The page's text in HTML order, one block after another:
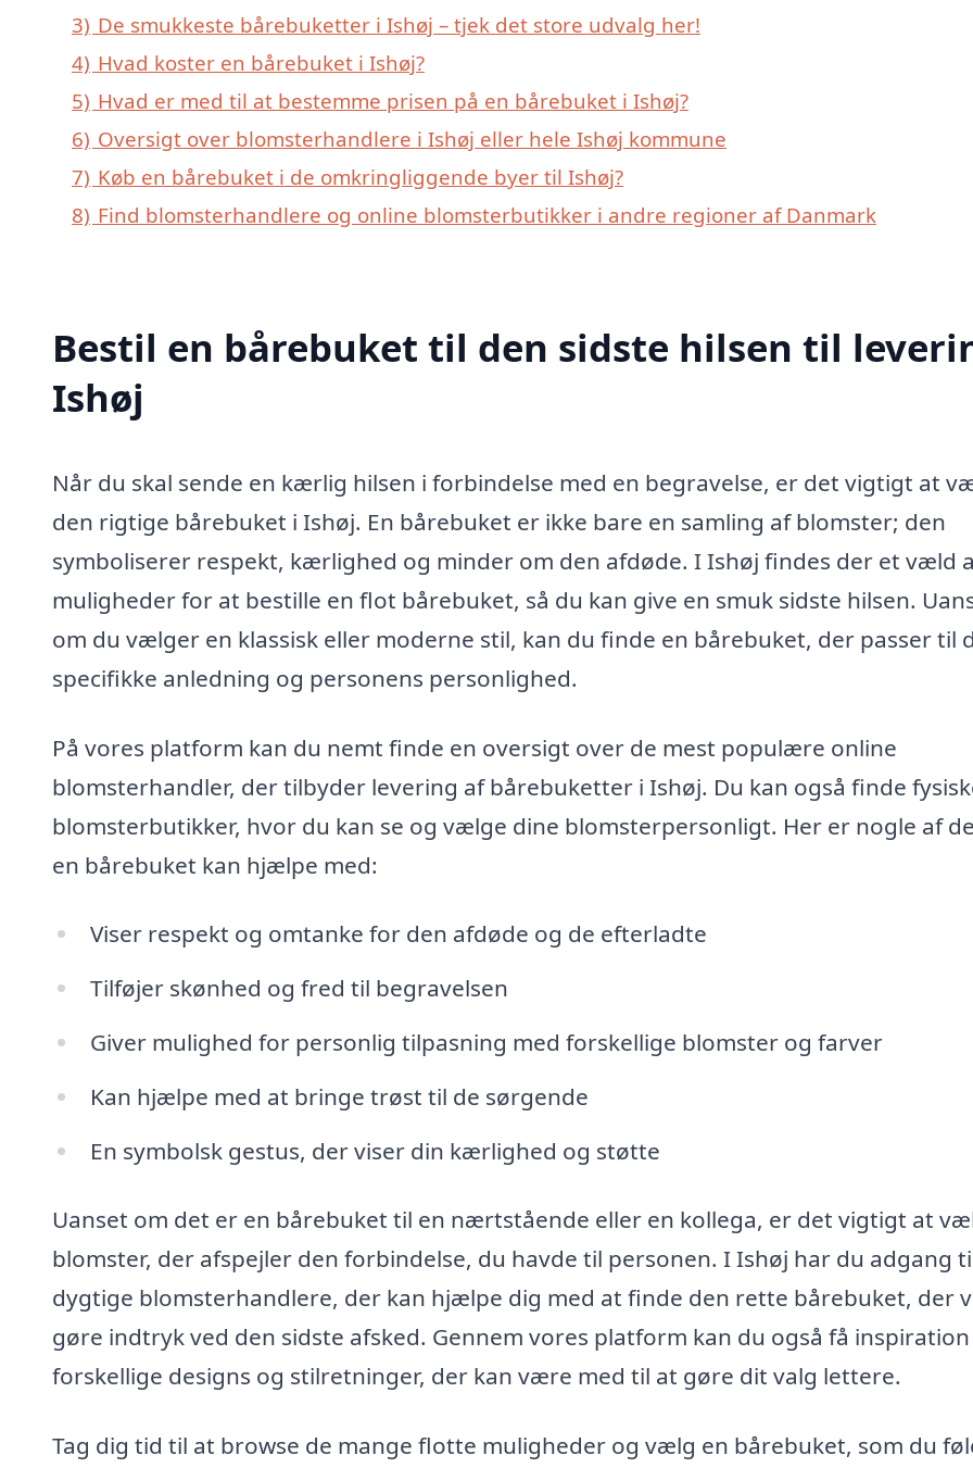
3) De smukkeste bårebuketter i Ishøj – tjek det store udvalg her!
4) Hvad koster en bårebuket i Ishøj?
5) Hvad er med til at bestemme prisen på en bårebuket i Ishøj?
6) Oversigt over blomsterhandlere i Ishøj eller hele Ishøj kommune
7) Køb en bårebuket i de omkringliggende byer til Ishøj?
8) Find blomsterhandlere og online blomsterbutikker i andre regioner af Danmark
Bestil en bårebuket til den sidste hilsen til
Ishøj
Når du skal sende en kærlig hilsen i forbindelse med en begravelse, er det vigtigt at
den rigtige bårebuket i Ishøj. En bårebuket er ikke bare en samling af blomster; den
symboliserer respekt, kærlighed og minder om den afdøde. I Ishøj findes der et væld
muligheder for at bestille en flot bårebuket, så du kan give en smuk sidste hilsen.
om du vælger en klassisk eller moderne stil, kan du finde en bårebuket, der passer til
specifikke anledning og personens personlighed.
På vores platform kan du nemt finde en oversigt over de mest populære online
blomsterhandler, der tilbyder levering af bårebuketter i Ishøj. Du kan også finde
blomsterbutikker, hvor du kan se og vælge dine blomsterpersonligt. Her er nogle af
en bårebuket kan hjælpe med:
Viser respekt og omtanke for den afdøde og de efterladte
Tilføjer skønhed og fred til begravelsen
Giver mulighed for personlig tilpasning med forskellige blomster og farver
Kan hjælpe med at bringe trøst til de sørgende
En symbolsk gestus, der viser din kærlighed og støtte
Uanset om det er en bårebuket til en nærtstående eller en kollega, er det vigtigt at
blomster, der afspejler den forbindelse, du havde til personen. I Ishøj har du adgang
dygtige blomsterhandlere, der kan hjælpe dig med at finde den rette bårebuket, der
gøre indtryk ved den sidste afsked. Gennem vores platform kan du også få
forskellige designs og stilretninger, der kan være med til at gøre dit valg lettere.
Tag dig tid til at browse de mange flotte muligheder og vælg en bårebuket, som du